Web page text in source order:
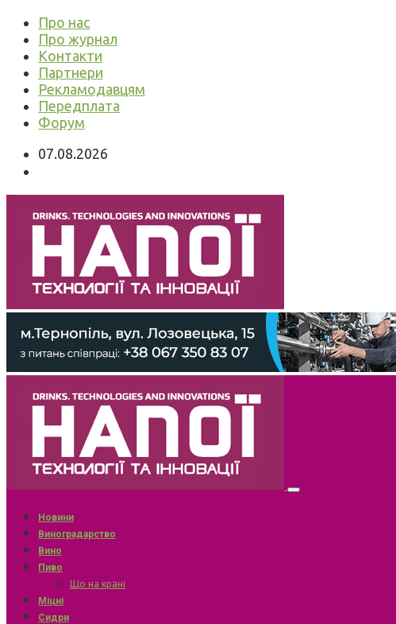
Про нас
Про журнал
Контакти
Партнери
Рекламодавцям
Передплата
Форум
07.08.2026
Новини
Виноградарство
Вино
Пиво
Що на крані
Міцні
Сидри